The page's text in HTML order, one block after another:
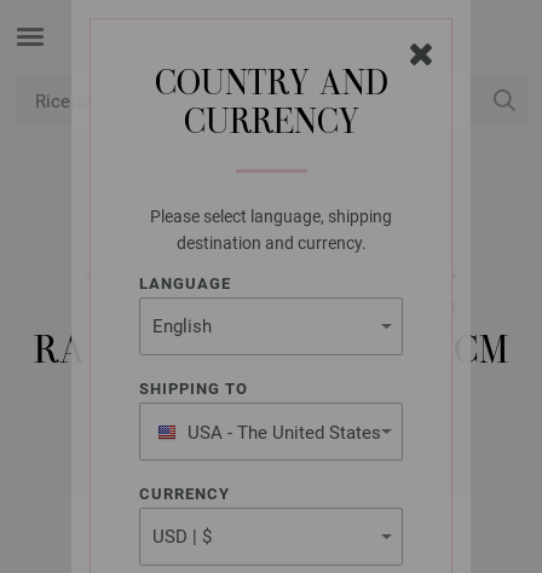
COUNTRY AND
CURRENCY
Please select language, shipping
destination and currency.
LANGUAGE
SHIPPING TO
USA - The United States
of America
CURRENCY
LANA GROSSA
AGO CIRCOLARE DA
MAGLIA ALLUMINIO
RAINBOW MIS, 2,0/100CM